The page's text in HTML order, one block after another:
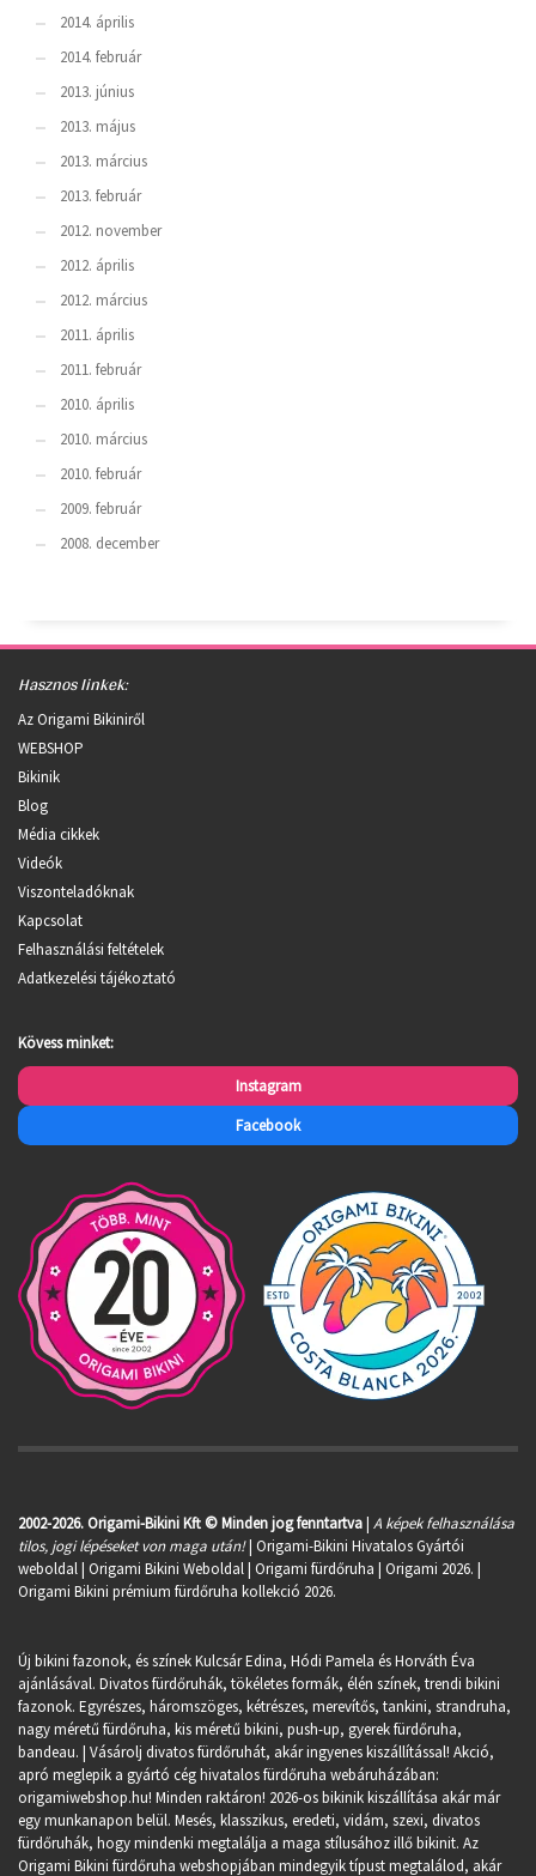
2014. április
2014. február
2013. június
2013. május
2013. március
2013. február
2012. november
2012. április
2012. március
2011. április
2011. február
2010. április
2010. március
2010. február
2009. február
2008. december
Hasznos linkek:
Az Origami Bikiniről
WEBSHOP
Bikinik
Blog
Média cikkek
Videók
Viszonteladóknak
Kapcsolat
Felhasználási feltételek
Adatkezelési tájékoztató
Kövess minket:
Instagram
Facebook
2002-2026. Origami-Bikini Kft © Minden jog fenntartva| A képek felhasználása
tilos, jogi lépéseket von maga után!| Origami-Bikini Hivatalos Gyártói
weboldal | Origami Bikini Weboldal | Origami fürdőruha | Origami 2026. |
Origami Bikini prémium fürdőruha kollekció 2026.
Új bikini fazonok, és színek Kulcsár Edina, Hódi Pamela és Horváth Éva
ajánlásával. Divatos fürdőruhák, tökéletes formák, élén színek, trendi bikini
fazonok. Egyrészes, háromszöges, kétrészes, merevítős, tankini, strandruha,
nagy méretű fürdőruha, kis méretű bikini, push-up, gyerek fürdőruha,
bandeau. | Vásárolj divatos fürdőruhát, akár ingyenes kiszállítással! Akció,
apró meglepik a gyártó cég hivatalos fürdőruha webáruházában:
origamiwebshop.hu! Minden raktáron! 2026-os bikinik kiszállítása akár már
egy munkanapon belül. Mesés, klasszikus, eredeti, vidám, szexi, divatos
fürdőruhák, hogy mindenki megtalálja a maga stílusához illő bikinit. Az
Origami Bikini fürdőruha webshopjában mindegyik típust megtalálod, akár